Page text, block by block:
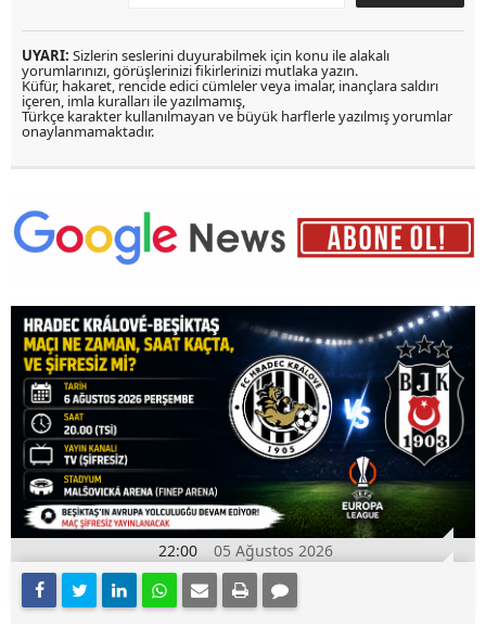
UYARI: Sizlerin seslerini duyurabilmek için konu ile alakalı
yorumlarınızı, görüşlerinizi fikirlerinizi mutlaka yazın.
Küfür, hakaret, rencide edici cümleler veya imalar, inançlara saldırı
içeren, imla kuralları ile yazılmamış,
Türkçe karakter kullanılmayan ve büyük harflerle yazılmış yorumlar
onaylanmamaktadır.
22:00 05 Ağustos 2026